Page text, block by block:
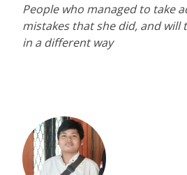
People who managed to take
mistakes that she did, and
in a different way